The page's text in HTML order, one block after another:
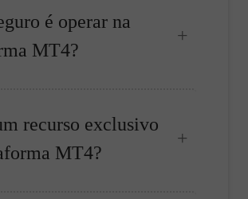
é operar na
MT4?
recurso exclusivo
MT4?